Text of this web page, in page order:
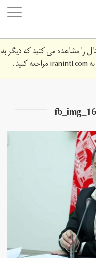
را مشاهده می کنید که دیگر به
iranintl.comمراجعه کنید.